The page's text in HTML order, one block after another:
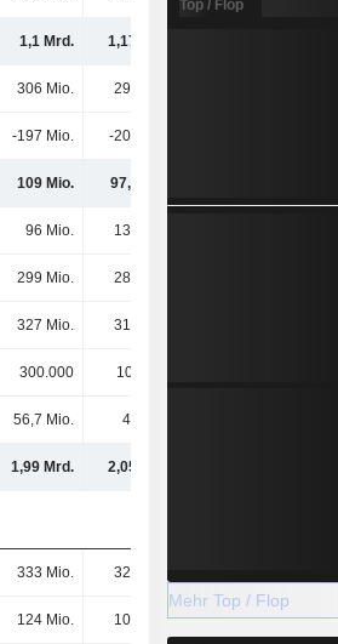
1,1 Mrd. 1,17 Mrd.
306 Mio. 299 Mio.
-197 Mio. -201 Mio.
109 Mio. 97,5 Mio.
96 Mio. 134 Mio.
299 Mio. 288 Mio.
327 Mio. 316 Mio.
300.000 100.000
56,7 Mio. 46 Mio.
1,99 Mrd. 2,05 Mrd.
333 Mio. 329 Mio.
124 Mio. 106 Mio. 96,9 Mio. 98,6
Top / Flop
Mehr Top / Flop